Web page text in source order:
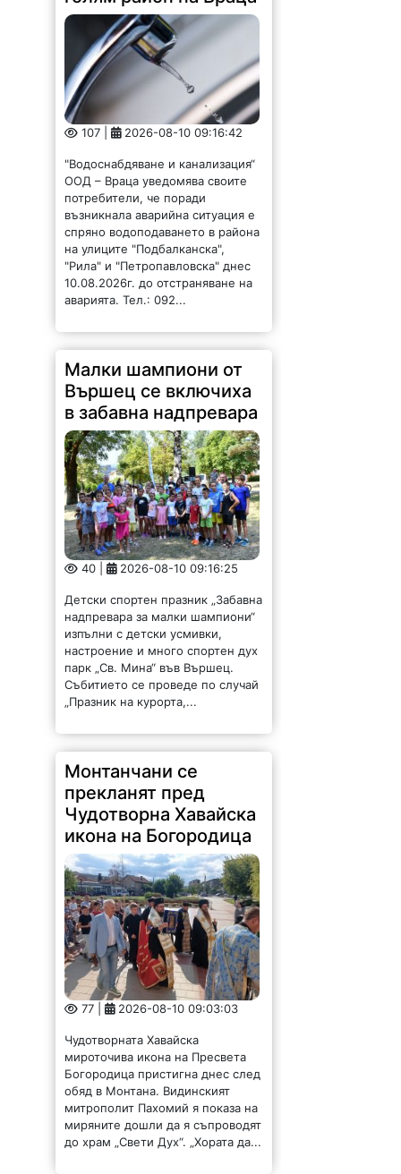
107 | 2026-08-10 09:16:42
"Водоснабдяване и канализация“
ООД – Враца уведомява своите
потребители, че поради
възникнала аварийна ситуация е
спряно водоподаването в района
на улиците "Подбалканска",
"Рила" и "Петропавловска" днес
10.08.2026г. до отстраняване на
аварията. Тел.: 092...
Малки шампиони от
Вършец се включиха
в забавна надпревара
40 | 2026-08-10 09:16:25
Детски спортен празник „Забавна
надпревара за малки шампиони“
изпълни с детски усмивки,
настроение и много спортен дух
парк „Св. Мина“ във Вършец.
Събитието се проведе по случай
„Празник на курорта,...
Монтанчани се
прекланят пред
Чудотворна Хавайска
икона на Богородица
77 | 2026-08-10 09:03:03
Чудотворната Хавайска
мироточива икона на Пресвета
Богородица пристигна днес след
обяд в Монтана. Видинският
митрополит Пахомий я показа на
миряните дошли да я съпроводят
до храм „Свети Дух“. „Хората да...